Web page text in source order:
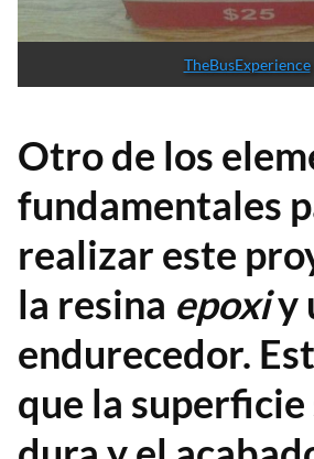
TheBusExperience
Otro de los
fundamentales
realizar este
la resina epoxiy
endurecedor.
que la superficie